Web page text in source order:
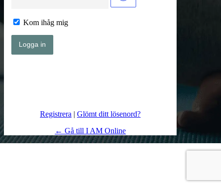
Kom ihåg mig
Registrera | Glömt ditt lösenord?
← Gå till I AM Online